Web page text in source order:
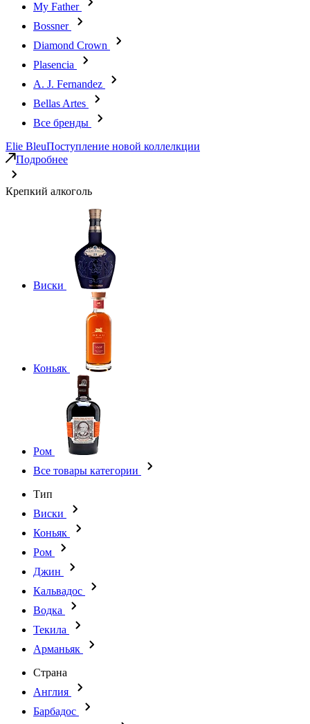
My Father
Bossner
Diamond Crown
Plasencia
A. J. Fernandez
Bellas Artes
Все бренды
Elie BleuПоступление новой коллелкции
Подробнее
Крепкий алкоголь
Виски
Коньяк
Ром
Все товары категории
Тип
Виски
Коньяк
Ром
Джин
Кальвадос
Водка
Текила
Арманьяк
Страна
Англия
Барбадос